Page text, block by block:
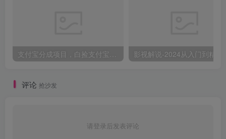
评论 抢沙发
请登录后发表评论